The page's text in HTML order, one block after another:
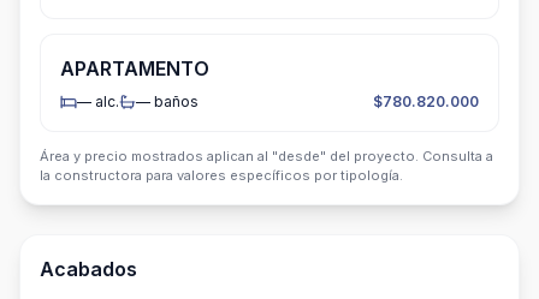
APARTAMENTO
— alc. — baños $780.820.000
Área y precio mostrados aplican al "desde" del proyecto. Consulta a
la constructora para valores específicos por tipología.
Acabados